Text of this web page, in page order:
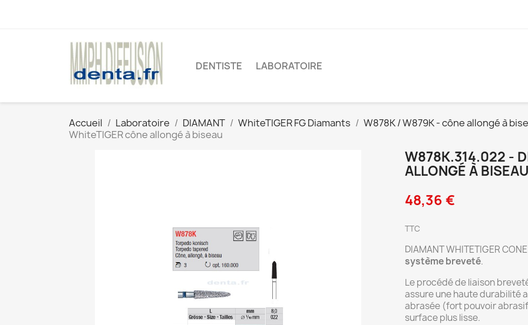
DENTISTE LABORATOIRE
Accueil Laboratoire DIAMANT WhiteTIGER FG Diamants W878K / W879K - cône allongé à
WhiteTIGER cône allongé à biseau
W878K.314.022 -
ALLONGÉ À BISEAU
48,36 €
TTC
DIAMANT WHITETIGER
système breveté.
Le procédé de liaison
assure une haute durabilité
abrasée (fort pouvoir
surface plus lisse.